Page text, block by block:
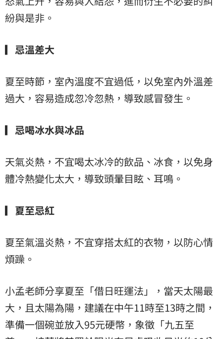
紛與是非。
▎忌溫差大
夏至時節，室內溫度不宜過低，以免室內外溫差
過大，容易造成忽冷忽熱，導致感冒發生。
▎忌喝冰水與冰品
天氣炎熱，不宜喝太冰冷的飲品、冰食，以免身
體冷熱變化太大，導致頭暈目眩、耳鳴。
▎夏至忌紅
夏至氣溫炎熱，不宜穿搭太紅的衣物，以防心情
煩躁。
小孟老師分享夏至「借日旺運法」，當天太陽最
大，且太陽為陽，建議在中午11時至13時之間，
準備一個碗並放入95元硬幣，象徵「九五至